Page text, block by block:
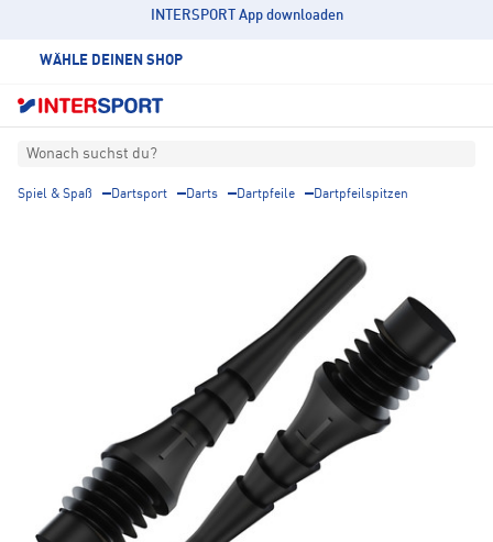
INTERSPORT App downloaden
WÄHLE DEINEN SHOP
Wonach suchst du?
Spiel & Spaß Dartsport Darts Dartpfeile Dartpfeilspitzen